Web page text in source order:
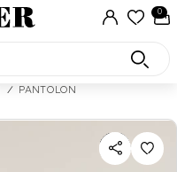
0
/
PANTOLON